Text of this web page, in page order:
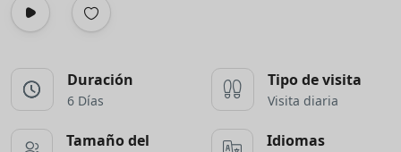
Duración
6 Días
Tipo de visita
Visita diaria
Tamaño del
Idiomas